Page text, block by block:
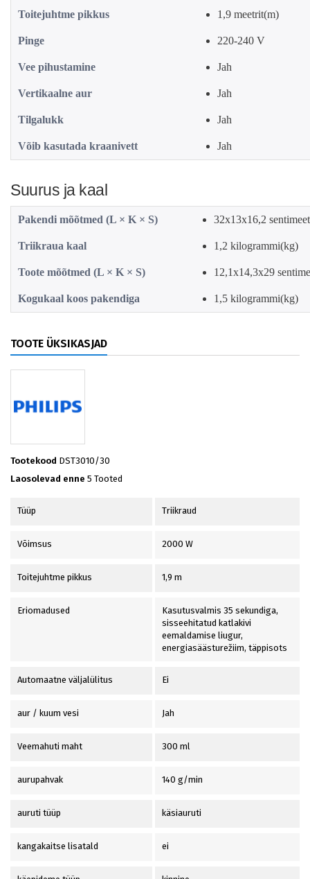
Toitejuhtme pikkus 1,9 meetrit(m)
Pinge 220-240 V
Vee pihustamine Jah
Vertikaalne aur Jah
Tilgalukk Jah
Võib kasutada kraanivett Jah
Suurus ja kaal
Pakendi mõõtmed (L × K × S) 32x13x16,2
Triikraua kaal 1,2 kilogrammi(kg)
Toote mõõtmed (L × K × S) 12,1x14,3x29
Kogukaal koos pakendiga 1,5 kilogrammi(kg)
TOOTE ÜKSIKASJAD
Tootekood DST3010/30
Laosolevad enne 5 Tooted
Tüüp Triikraud
Võimsus 2000 W
Toitejuhtme pikkus 1,9 m
Eriomadused
Kasutusvalmis 35 sekundiga,
sisseehitatud katlakivi
eemaldamise liugur,
energiasäästurežiim, täppisots
Automaatne väljalülitus Ei
aur / kuum vesi Jah
Veemahuti maht 300 ml
aurupahvak 140 g/min
auruti tüüp käsiauruti
kangakaitse lisatald ei